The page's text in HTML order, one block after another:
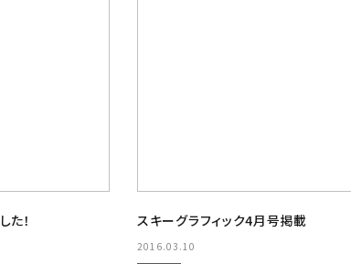
た！ スキーグラフィック4月号掲載
2016.03.10